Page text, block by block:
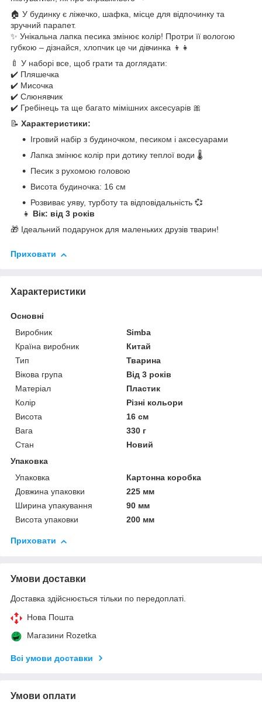
🏠 У будинку є ліжечко, шафка, місце для відпочинку та
зручний парапет.
✨ Унікальна лапка песика змінює колір! Протри її вологою
губкою – дізнайся, хлопчик це чи дівчинка 👦👧
🍼 У наборі все, щоб грати та доглядати:
✔️ Пляшечка
✔️ Мисочка
✔️ Слюнявчик
✔️ Гребінець та ще багато мімішних аксесуарів 🎀
📝 Характеристики:
Ігровий набір з будиночком, песиком і аксесуарами
Лапка змінює колір при дотику теплої води 🌡️
Песик з рухомою головою
Висота будиночка: 16 см
Розвиває уяву, турботу та відповідальність 💞
👧 Вік: від 3 років
🎁 Ідеальний подарунок для маленьких друзів тварин!
Приховати
Характеристики
Основні
Виробник
Sіmba
Країна виробник
Китай
Тип
Тварина
Вікова група
Від 3 років
Матеріал
Пластик
Колір
Різні кольори
Висота
16 см
Вага
330 г
Стан
Новий
Упаковка
Упаковка
Картонна коробка
Довжина упаковки
225 мм
Ширина упакування
90 мм
Висота упаковки
200 мм
Приховати
Умови доставки
Доставка здійснюється тільки по передоплаті.
Нова Пошта
Магазини Rozetka
Всі умови доставки
Умови оплати